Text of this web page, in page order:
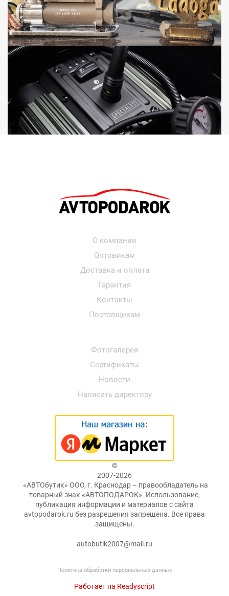
О компании
Оптовикам
Доставка и оплата
Гарантия
Контакты
Поставщикам
Фотогалерея
Сертификаты
Новости
Написать директору
©
2007-2026
«АВТОбутик» ООО, г. Краснодар – правообладатель на
товарный знак «АВТОПОДАРОК». Использование,
публикация информации и материалов с сайта
avtopodarok.ru без разрешения запрещена. Все права
защищены.
autobutik2007@mail.ru
Политика обработки персональных данных
Работает на Readyscript